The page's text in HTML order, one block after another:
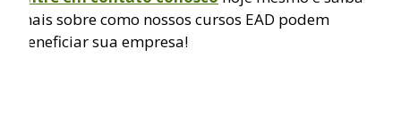
mais sobre como nossos cursos EAD podem
beneficiar sua empresa!